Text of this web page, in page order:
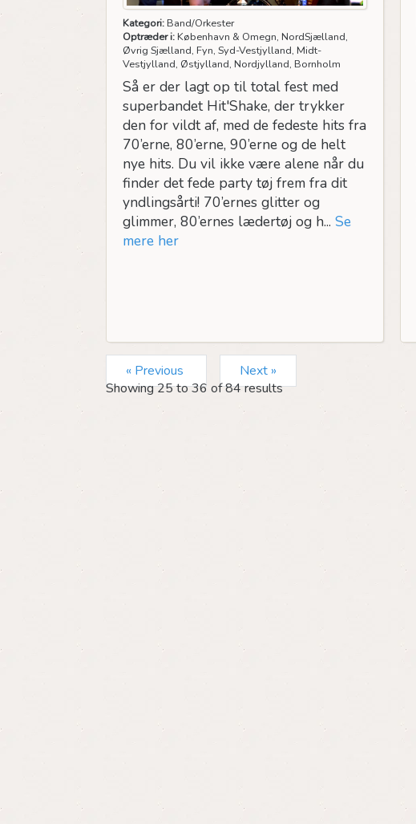
Kategori: Band/Orkester
Optræder i: København & Omegn, NordSjælland,
Øvrig Sjælland, Fyn, Syd-Vestjylland, Midt-
Vestjylland, Østjylland, Nordjylland, Bornholm
Så er der lagt op til total fest med
superbandet Hit'Shake, der trykker
den for vildt af, med de fedeste hits fra
70’erne, 80’erne, 90’erne og de helt
nye hits. Du vil ikke være alene når du
finder det fede party tøj frem fra dit
yndlingsårti! 70’ernes glitter og
glimmer, 80’ernes lædertøj og h... Se
mere her
« Previous
Next »
Showing25to36 of84results